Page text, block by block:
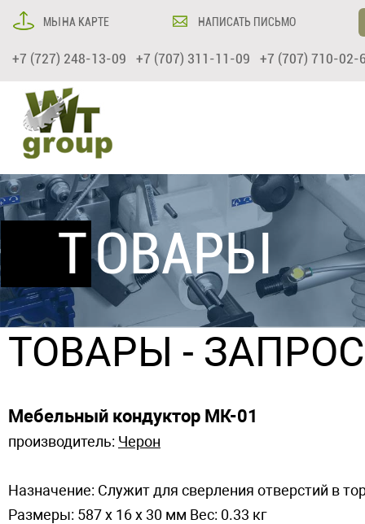
МЫ НА КАРТЕ НАПИСАТЬ ПИСЬМО
+7 (727) 248-13-09 +7 (707) 311-11-09 +7 (707) 710-02-
ТОВАРЫ
ТОВАРЫ -
Мебельный кондуктор МК-01
производитель: Черон
Назначение: Служит для сверления отверстий в
Размеры: 587 x 16 x 30 мм Вес: 0.33 кг